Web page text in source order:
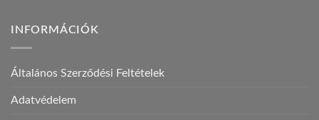
INFORMÁCIÓK
Általános Szerződési Feltételek
Adatvédelem